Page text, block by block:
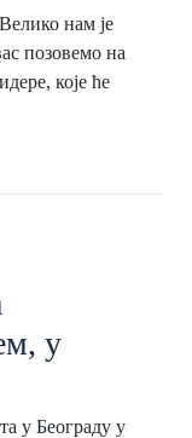
нам је
позовемо на
које ће
у
у Београду у